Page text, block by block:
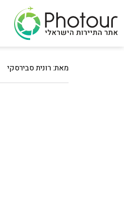
מאת: רונית סבירסקי